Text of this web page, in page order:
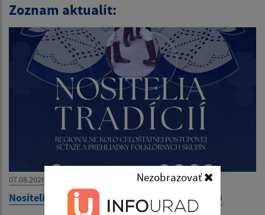
Nezobrazovať
Zoznam aktualít:
07.08.2026
Nositelia tradícií v obci Kolačkov - 09.08.2026